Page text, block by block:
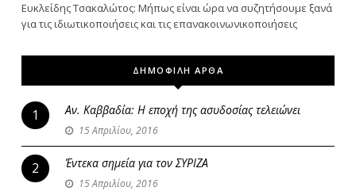
Ευκλείδης Τσακαλώτος: Μήπως είναι ώρα να συζητήσουμε ξανά
για τις ιδιωτικοποιήσεις και τις επανακοινωνικοποιήσεις
ΔΗΜΟΦΙΛΗ ΑΡΘΑ
1 Αν. Καββαδία: Η εποχή της ασυδοσίας τελειώνει
15 Απριλίου, 2016
2 Έντεκα σημεία για τον ΣΥΡΙΖΑ
15 Απριλίου, 2016